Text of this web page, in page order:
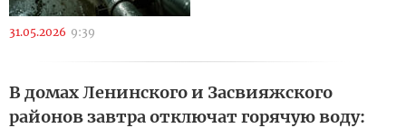
31.05.2026 9:39
В домах Ленинского и Засвияжского
районов завтра отключат горячую воду: